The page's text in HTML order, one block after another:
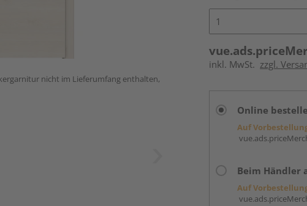
nicht im Lieferumfang enthalten,
inkl. MwSt. zzgl.
Online
Auf
Beim Händler
Auf